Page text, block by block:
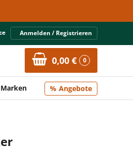
Anmelden / Registrieren
0,00 € 0
Marken Angebote